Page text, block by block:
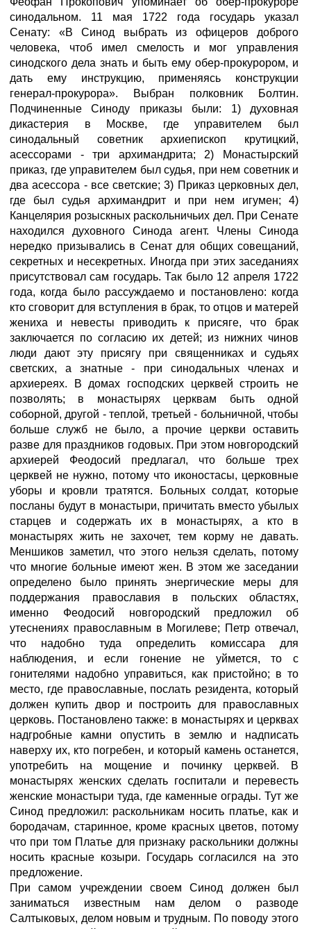
синодальном. 11 мая 1722 года государь указал
Сенату: «В Синод выбрать из офицеров доброго
человека, чтоб имел смелость и мог управления
синодского дела знать и быть ему обер-прокурором, и
дать ему инструкцию, применяясь конструкции
генерал-прокурора». Выбран полковник Болтин.
Подчиненные Синоду приказы были: 1) духовная
дикастерия в Москве, где управителем был
синодальный советник архиепископ крутицкий,
асессорами - три архимандрита; 2) Монастырский
приказ, где управителем был судья, при нем советник и
два асессора - все светские; 3) Приказ церковных дел,
где был судья архимандрит и при нем игумен; 4)
Канцелярия розыскных раскольничьих дел. При Сенате
находился духовного Синода агент. Члены Синода
нередко призывались в Сенат для общих совещаний,
секретных и несекретных. Иногда при этих заседаниях
присутствовал сам государь. Так было 12 апреля 1722
года, когда было рассуждаемо и постановлено: когда
кто сговорит для вступления в брак, то отцов и матерей
жениха и невесты приводить к присяге, что брак
заключается по согласию их детей; из нижних чинов
люди дают эту присягу при священниках и судьях
светских, а знатные - при синодальных членах и
архиереях. В домах господских церквей строить не
позволять; в монастырях церквам быть одной
соборной, другой - теплой, третьей - больничной, чтобы
больше служб не было, а прочие церкви оставить
разве для праздников годовых. При этом новгородский
архиерей Феодосий предлагал, что больше трех
церквей не нужно, потому что иконостасы, церковные
уборы и кровли тратятся. Больных солдат, которые
посланы будут в монастыри, причитать вместо убылых
старцев и содержать их в монастырях, а кто в
монастырях жить не захочет, тем корму не давать.
Меншиков заметил, что этого нельзя сделать, потому
что многие больные имеют жен. В этом же заседании
определено было принять энергические меры для
поддержания православия в польских областях,
именно Феодосий новгородский предложил об
утеснениях православным в Могилеве; Петр отвечал,
что надобно туда определить комиссара для
наблюдения, и если гонение не уймется, то с
гонителями надобно управиться, как пристойно; в то
место, где православные, послать резидента, который
должен купить двор и построить для православных
церковь. Постановлено также: в монастырях и церквах
надгробные камни опустить в землю и надписать
наверху их, кто погребен, и который камень останется,
употребить на мощение и починку церквей. В
монастырях женских сделать госпитали и перевесть
женские монастыри туда, где каменные ограды. Тут же
Синод предложил: раскольникам носить платье, как и
бородачам, старинное, кроме красных цветов, потому
что при том Платье для признаку раскольники должны
носить красные козыри. Государь согласился на это
предложение.
При самом учреждении своем Синод должен был
заниматься известным нам делом о разводе
Салтыковых, делом новым и трудным. По поводу этого